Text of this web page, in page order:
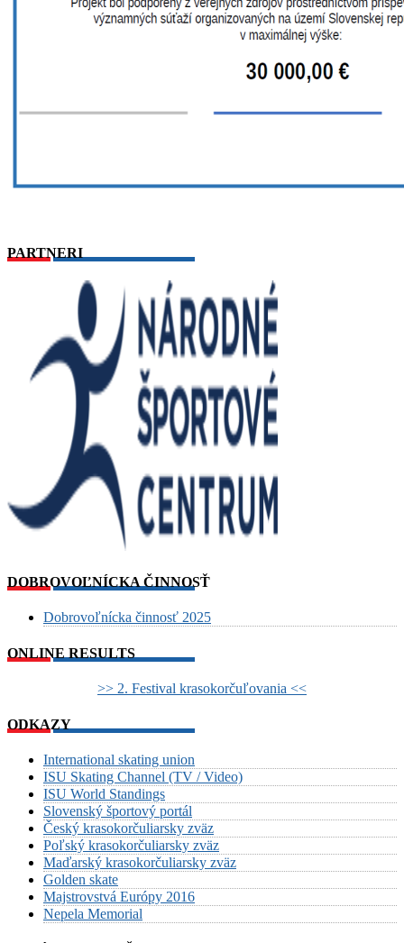
PARTNERI
DOBROVOĽNÍCKA ČINNOSŤ
Dobrovoľnícka činnosť 2025
ONLINE RESULTS
>> 2. Festival krasokorčuľovania <<
ODKAZY
International skating union
ISU Skating Channel (TV / Video)
ISU World Standings
Slovenský športový portál
Český krasokorčuliarsky zväz
Poľský krasokorčuliarsky zväz
Maďarský krasokorčuliarsky zväz
Golden skate
Majstrovstvá Európy 2016
Nepela Memorial